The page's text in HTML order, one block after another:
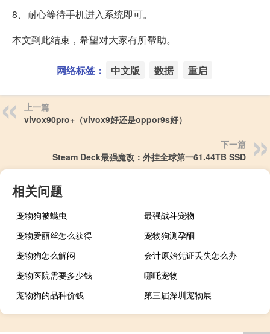
8、耐心等待手机进入系统即可。
本文到此结束，希望对大家有所帮助。
网络标签： 中文版 数据 重启
上一篇
vivox90pro+（vivox9好还是oppor9s好）
下一篇
Steam Deck最强魔改：外挂全球第一61.44TB SSD
相关问题
宠物狗被螨虫
最强战斗宠物
宠物爱丽丝怎么获得
宠物狗测孕酮
宠物狗怎么解闷
会计原始凭证丢失怎么办
宠物医院需要多少钱
哪吒宠物
宠物狗的品种价钱
第三届深圳宠物展